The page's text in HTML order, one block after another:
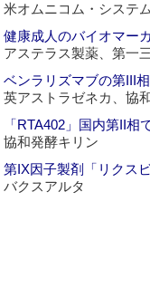
米オムニコム・システ
健康成人のバイオマー
アステラス製薬、第一
ベンラリズマブの第III
英アストラゼネカ、協
「RTA402」国内第II相
協和発酵キリン
第IX因子製剤「リクス
バクスアルタ